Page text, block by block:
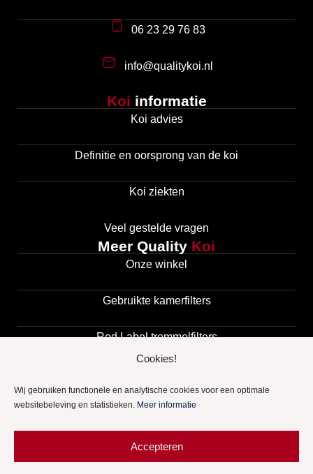
Cookies!
Wij gebruiken functionele en analytische cookies voor een optimale
websitebeleving en statistieken. Meer informatie
Accepteren
06 23 29 76 83
info@qualitykoi.nl
Koi informatie
Koi advies
Definitie en oorsprong van de koi
Koi ziekten
Veel gestelde vragen
Meer Quality Koi
Onze winkel
Gebruikte kamerfilters
Red Label trommelfilters
Vlonders en overkappingen